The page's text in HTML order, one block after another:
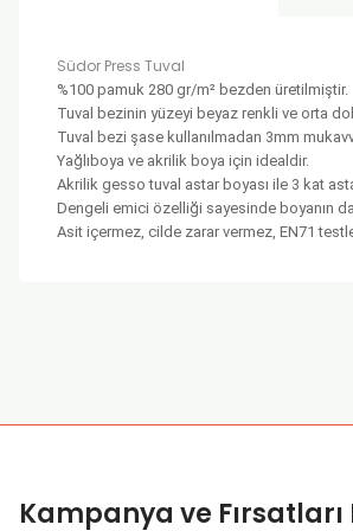
Südor Press Tuval
%100 pamuk 280 gr/m² bezden üretilmiştir.
Tuval bezinin yüzeyi beyaz renkli ve orta
Tuval bezi şase kullanılmadan 3mm
Yağlıboya ve akrilik boya için idealdir.
Akrilik gesso tuval astar boyası ile 3 kat
Dengeli emici özelliği sayesinde boyanın
Asit içermez, cilde zarar vermez, EN71
Ürün fiyatı diğer sitelerden daha
Kampanya ve Fırsatları